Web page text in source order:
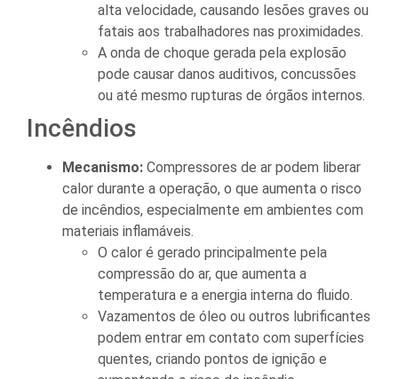
alta velocidade, causando lesões graves ou
fatais aos trabalhadores nas proximidades.
A onda de choque gerada pela explosão
pode causar danos auditivos, concussões
ou até mesmo rupturas de órgãos internos.
Incêndios
Mecanismo: Compressores de ar podem liberar
calor durante a operação, o que aumenta o risco
de incêndios, especialmente em ambientes com
materiais inflamáveis.
O calor é gerado principalmente pela
compressão do ar, que aumenta a
temperatura e a energia interna do fluido.
Vazamentos de óleo ou outros lubrificantes
podem entrar em contato com superfícies
quentes, criando pontos de ignição e